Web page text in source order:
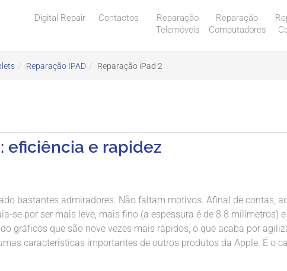
Digital Repair Contactos
Reparação
Telemóveis
Reparação
Computadores
Reparação IPAD Reparação iPad 2
eficiência e rapidez
bastantes admiradores. Não faltam motivos. Afinal de contas,
se por ser mais leve, mais fino (a espessura é de 8.8 milímetros)
gráficos que são nove vezes mais rápidos, o que acaba por
características importantes de outros produtos da Apple. É o